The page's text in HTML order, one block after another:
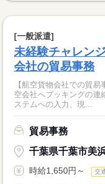
[一般派遣]
未経験チャレン
会社の貿易事務
【航空貨物会社での貿
空会社へブッキングの連
ステムへの入力、現...
貿易事務
千葉県千葉市美
時給1,650円～ 交